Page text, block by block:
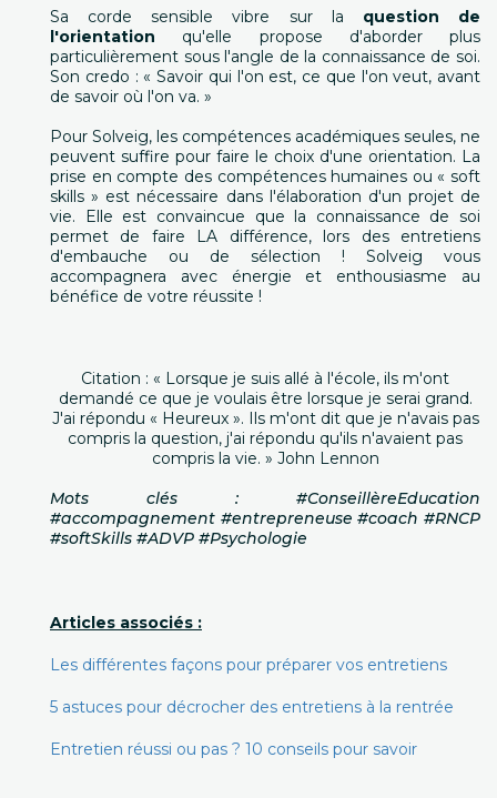
Sa corde sensible vibre sur la question de
l'orientation qu'elle propose d'aborder plus
particulièrement sous l'angle de la connaissance de soi.
Son credo : « Savoir qui l'on est, ce que l'on veut, avant
de savoir où l'on va. »
Pour Solveig, les compétences académiques seules, ne
peuvent suffire pour faire le choix d'une orientation. La
prise en compte des compétences humaines ou « soft
skills » est nécessaire dans l'élaboration d'un projet de
vie. Elle est convaincue que la connaissance de soi
permet de faire LA différence, lors des entretiens
d'embauche ou de sélection ! Solveig vous
accompagnera avec énergie et enthousiasme au
bénéfice de votre réussite !
Citation : « Lorsque je suis allé à l'école, ils m'ont
demandé ce que je voulais être lorsque je serai grand.
J'ai répondu « Heureux ». Ils m'ont dit que je n'avais pas
compris la question, j'ai répondu qu'ils n'avaient pas
compris la vie. » John Lennon
Mots clés : #ConseillèreEducation
#accompagnement #entrepreneuse #coach #RNCP
#softSkills #ADVP #Psychologie
Articles associés :
Les différentes façons pour préparer vos entretiens
5 astuces pour décrocher des entretiens à la rentrée
Entretien réussi ou pas ? 10 conseils pour savoir